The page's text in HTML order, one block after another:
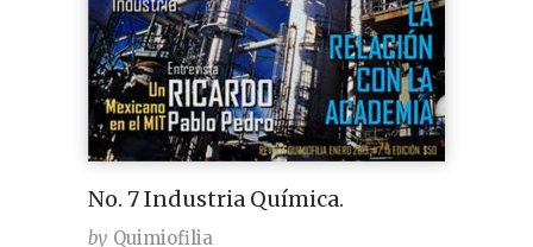
No. 7 Industria Química.
by Quimiofilia